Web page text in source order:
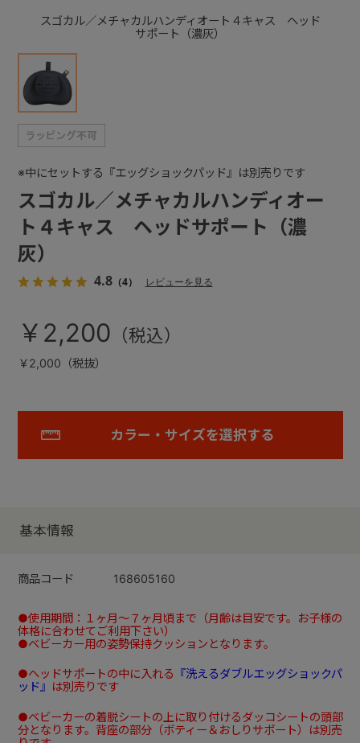
スゴカル／メチャカルハンディオート４キャス ヘッド
サポート（濃灰）
スゴカル／メチャカルハンディオー
ト４キャス ヘッドサポート（濃
灰）
4.8（4） レビューを見る
※中にセットする『エッグショックパッド』は別売りです
￥2,200
￥2,000（税抜）
カラー・サイズを選択する
基本情報
商品コード 168605160
●使用期間：１ヶ月～７ヶ月頃まで（月齢は目安です。お子様の
体格に合わせてご利用下さい）
●ベビーカー用の姿勢保持クッションとなります。
●ヘッドサポートの中に入れる 『洗えるダブルエッグショックパ
ッド』 は別売りです
●ベビーカーの着脱シートの上に取り付けるダッコシートの頭部
分となります。背座の部分（ボティー＆おしりサポート）は別売